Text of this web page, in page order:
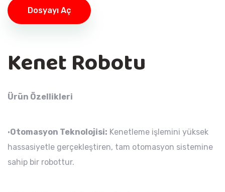
Dosyayı Aç
Kenet Robotu
Ürün Özellikleri
•Otomasyon Teknolojisi: Kenetleme işlemini yüksek
hassasiyetle gerçekleştiren, tam otomasyon sistemine
sahip bir robottur.